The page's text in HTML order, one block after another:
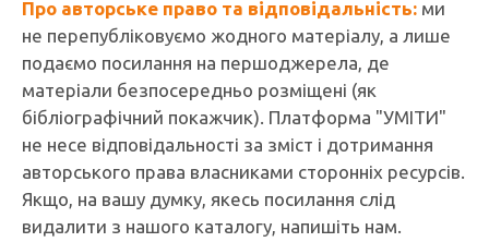
Про авторське право та відповідальність: ми
не перепубліковуємо жодного матеріалу, а лише
подаємо посилання на першоджерела, де
матеріали безпосередньо розміщені (як
бібліографічний покажчик). Платформа "УМІТИ"
не несе відповідальності за зміст і дотримання
авторського права власниками сторонніх ресурсів.
Якщо, на вашу думку, якесь посилання слід
видалити з нашого каталогу, напишіть нам.